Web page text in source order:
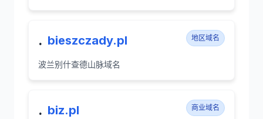
. bieszczady.pl 地区域名
波兰别什查德山脉域名
. biz.pl 商业域名